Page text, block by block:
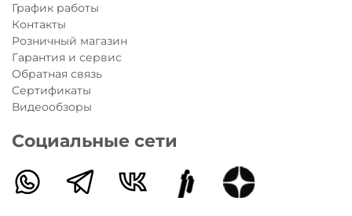
График работы
Контакты
Розничный магазин
Гарантия и сервис
Обратная связь
Сертификаты
Видеообзоры
Социальные сети